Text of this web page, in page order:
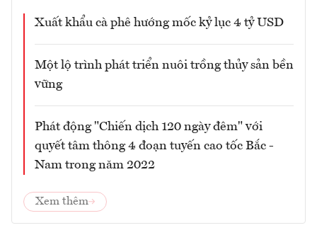
Xuất khẩu cà phê hướng mốc kỷ lục 4 tỷ USD
Một lộ trình phát triển nuôi trồng thủy sản bền
vững
Phát động "Chiến dịch 120 ngày đêm" với
quyết tâm thông 4 đoạn tuyến cao tốc Bắc -
Nam trong năm 2022
Xem thêm